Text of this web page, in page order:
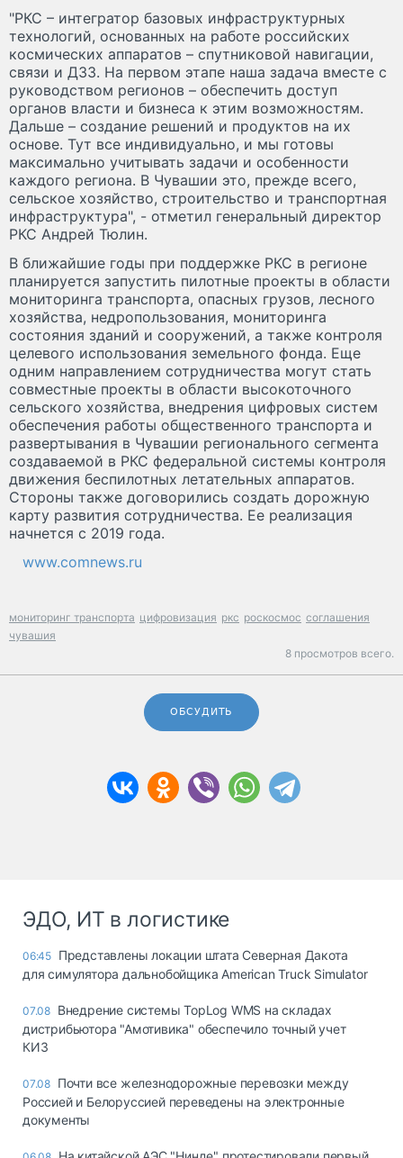
"РКС – интегратор базовых инфраструктурных
технологий, основанных на работе российских
космических аппаратов – спутниковой навигации,
связи и ДЗЗ. На первом этапе наша задача вместе с
руководством регионов – обеспечить доступ
органов власти и бизнеса к этим возможностям.
Дальше – создание решений и продуктов на их
основе. Тут все индивидуально, и мы готовы
максимально учитывать задачи и особенности
каждого региона. В Чувашии это, прежде всего,
сельское хозяйство, строительство и транспортная
инфраструктура", - отметил генеральный директор
РКС Андрей Тюлин.
В ближайшие годы при поддержке РКС в регионе
планируется запустить пилотные проекты в области
мониторинга транспорта, опасных грузов, лесного
хозяйства, недропользования, мониторинга
состояния зданий и сооружений, а также контроля
целевого использования земельного фонда. Еще
одним направлением сотрудничества могут стать
совместные проекты в области высокоточного
сельского хозяйства, внедрения цифровых систем
обеспечения работы общественного транспорта и
развертывания в Чувашии регионального сегмента
создаваемой в РКС федеральной системы контроля
движения беспилотных летательных аппаратов.
Стороны также договорились создать дорожную
карту развития сотрудничества. Ее реализация
начнется с 2019 года.
www.comnews.ru
мониторинг транспорта цифровизация ркс роскосмос соглашения
чувашия
8 просмотров всего.
ОБСУДИТЬ
ЭДО, ИТ в логистике
06:45 Представлены локации штата Северная Дакота
для симулятора дальнобойщика American Truck Simulator
07.08 Внедрение системы TopLog WMS на складах
дистрибьютора "Амотивика" обеспечило точный учет
КИЗ
07.08 Почти все железнодорожные перевозки между
Россией и Белоруссией переведены на электронные
документы